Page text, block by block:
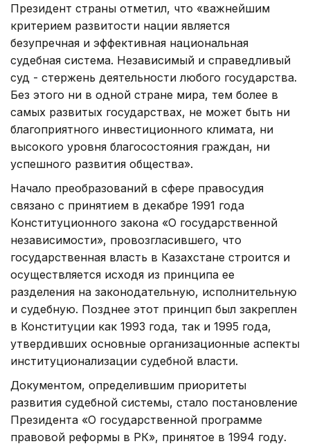
Президент страны отметил, что «важнейшим
критерием развитости нации является
безупречная и эффективная национальная
судебная система. Независимый и справедливый
суд - стержень деятельности любого государства.
Без этого ни в одной стране мира, тем более в
самых развитых государствах, не может быть ни
благоприятного инвестиционного климата, ни
высокого уровня благосостояния граждан, ни
успешного развития общества».
Начало преобразований в сфере правосудия
связано с принятием в декабре 1991 года
Конституционного закона «О государственной
независимости», провозгласившего, что
государственная власть в Казахстане строится и
осуществляется исходя из принципа ее
разделения на законодательную, исполнительную
и судебную. Позднее этот принцип был закреплен
в Конституции как 1993 года, так и 1995 года,
утвердивших основные организационные аспекты
институционализации судебной власти.
Документом, определившим приоритеты
развития судебной системы, стало постановление
Президента «О государственной программе
правовой реформы в РК», принятое в 1994 году.